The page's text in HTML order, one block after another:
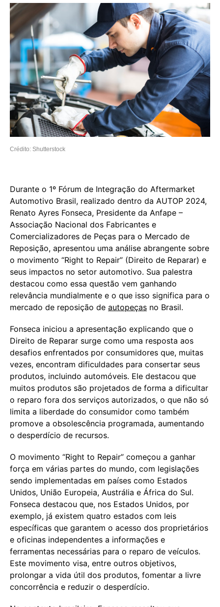
Crédito: Shutterstock
Durante o 1º Fórum de Integração do Aftermarket
Automotivo Brasil, realizado dentro da AUTOP 2024,
Renato Ayres Fonseca, Presidente da Anfape –
Associação Nacional dos Fabricantes e
Comercializadores de Peças para o Mercado de
Reposição, apresentou uma análise abrangente sobre
o movimento “Right to Repair” (Direito de Reparar) e
seus impactos no setor automotivo. Sua palestra
destacou como essa questão vem ganhando
relevância mundialmente e o que isso significa para o
mercado de reposição de autopeças no Brasil.
Fonseca iniciou a apresentação explicando que o
Direito de Reparar surge como uma resposta aos
desafios enfrentados por consumidores que, muitas
vezes, encontram dificuldades para consertar seus
produtos, incluindo automóveis. Ele destacou que
muitos produtos são projetados de forma a dificultar
o reparo fora dos serviços autorizados, o que não só
limita a liberdade do consumidor como também
promove a obsolescência programada, aumentando
o desperdício de recursos.
O movimento “Right to Repair” começou a ganhar
força em várias partes do mundo, com legislações
sendo implementadas em países como Estados
Unidos, União Europeia, Austrália e África do Sul.
Fonseca destacou que, nos Estados Unidos, por
exemplo, já existem quatro estados com leis
específicas que garantem o acesso dos proprietários
e oficinas independentes a informações e
ferramentas necessárias para o reparo de veículos.
Este movimento visa, entre outros objetivos,
prolongar a vida útil dos produtos, fomentar a livre
concorrência e reduzir o desperdício.